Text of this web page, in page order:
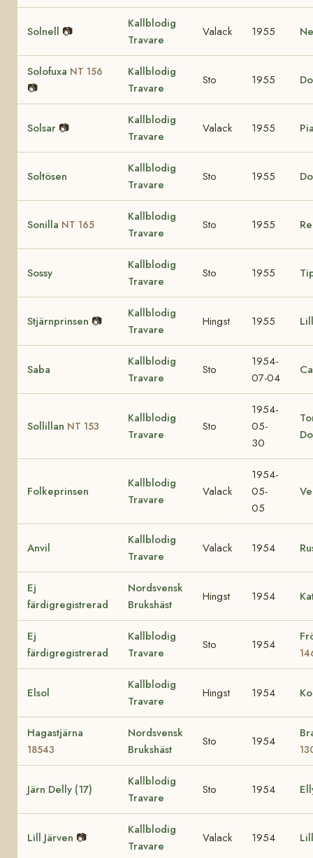
Solnell 📷
Kallblodig
Travare
Valack 1955
Solofuxa NT 156
📷
Kallblodig
Travare
Sto 1955
Solsar 📷
Kallblodig
Travare
Valack 1955
Soltösen
Kallblodig
Travare
Sto 1955
Sonilla NT 165
Kallblodig
Travare
Sto 1955
Sossy
Kallblodig
Travare
Sto 1955
Stjärnprinsen 📷
Kallblodig
Travare
Hingst 1955
Saba
Kallblodig
Travare
Sto
1954-
07-04
Sollillan NT 153
Kallblodig
Travare
Sto
1954-
05-
30
Folkeprinsen
Kallblodig
Travare
Valack
1954-
05-
05
Anvil
Kallblodig
Travare
Valack 1954
Ej
färdigregistrerad
Nordsvensk
Brukshäst
Hingst 1954
Ej
färdigregistrerad
Kallblodig
Travare
Sto 1954
Elsol
Kallblodig
Travare
Hingst 1954
Hagastjärna
18543
Nordsvensk
Brukshäst
Sto 1954
Järn Delly (17)
Kallblodig
Travare
Sto 1954
Lill Järven 📷
Kallblodig
Travare
Valack 1954